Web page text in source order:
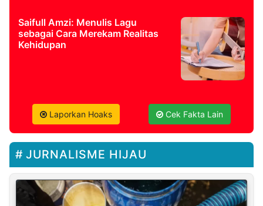
Saifull Amzi: Menulis Lagu
sebagai Cara Merekam Realitas
Kehidupan
Laporkan Hoaks Cek Fakta Lain
JURNALISME HIJAU